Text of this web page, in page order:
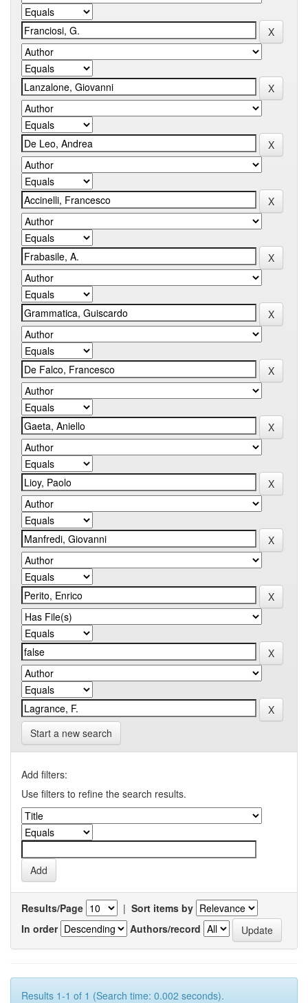
Start a new search
Add filters:
Use filters to refine the search results.
Results/Page | Sort items by
In order
Authors/record
Results 1-1 of 1 (Search time: 0.002 seconds).